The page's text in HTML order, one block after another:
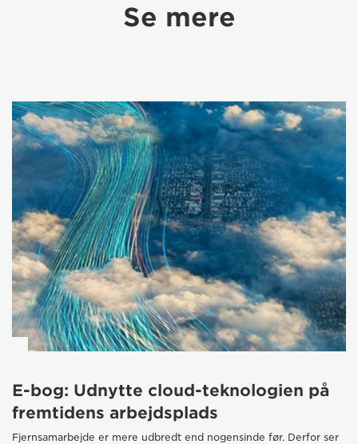
Se mere
E-bog: Udnytte cloud-teknologien på
fremtidens arbejdsplads
Fjernsamarbejde er mere udbredt end nogensinde før. Derfor ser